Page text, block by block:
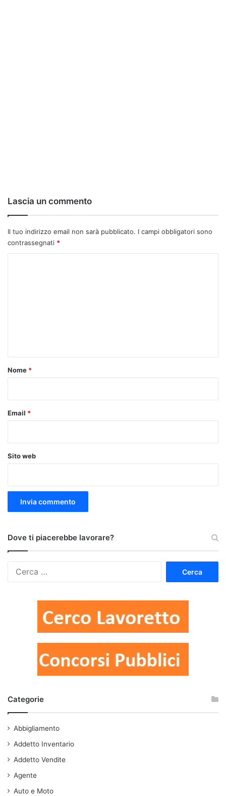
Lascia un commento
Il tuo indirizzo email non sarà pubblicato. I campi obbligatori sono
contrassegnati *
o
Nome *
Email *
Sito web
Dove ti piacerebbe lavorare?
Categorie
Abbigliamento
Addetto Inventario
Addetto Vendite
Agente
Auto e Moto